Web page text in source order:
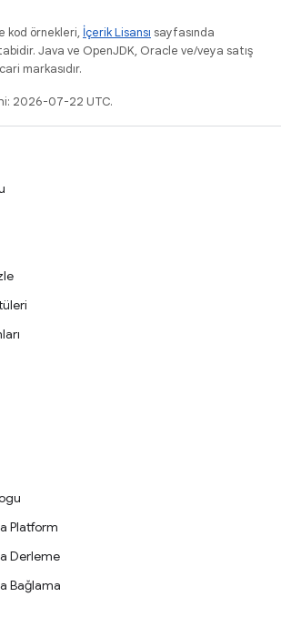
kod örnekleri, İçerik Lisansı sayfasında
Java ve OpenJDK, Oracle ve/veya satış
markasıdır.
2026-07-22 UTC.
Platform
Derleme
Bağlama